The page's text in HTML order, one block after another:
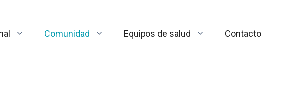
Comunidad Equipos de salud Contacto